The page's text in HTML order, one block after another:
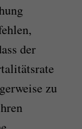
der
zu